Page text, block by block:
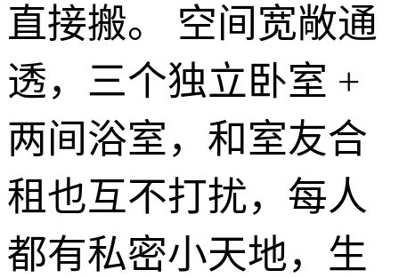
直接搬。 空间宽敞通
透，三个独立卧室 +
两间浴室，和室友合
租也互不打扰，每人
都有私密小天地，生